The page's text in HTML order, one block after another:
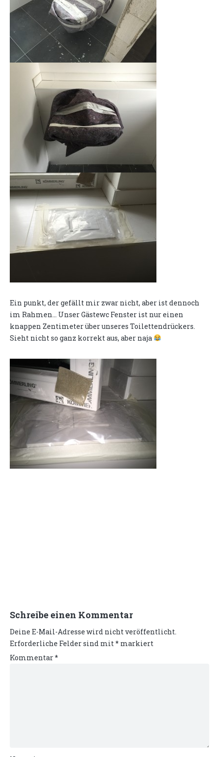
Ein punkt, der gefällt mir zwar nicht, aber ist dennoch
im Rahmen... Unser Gästewc Fenster ist nur einen
knappen Zentimeter über unseres Toilettendrückers.
Sieht nicht so ganz korrekt aus, aber naja
Schreibe einen Kommentar
Deine E-Mail-Adresse wird nicht veröffentlicht.
Erforderliche Felder sind mit* markiert
Kommentar*